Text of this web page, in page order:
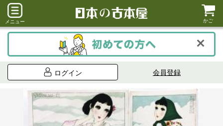
メニュー かご
ログイン 会員登録